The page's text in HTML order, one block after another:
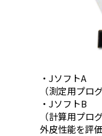
・JソフトA
（測定用プロ
・JソフトB
（計算用プロ
外皮性能を評価